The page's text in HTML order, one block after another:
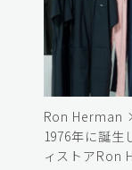
Ron Herman
1976年に誕生
ィストアRon